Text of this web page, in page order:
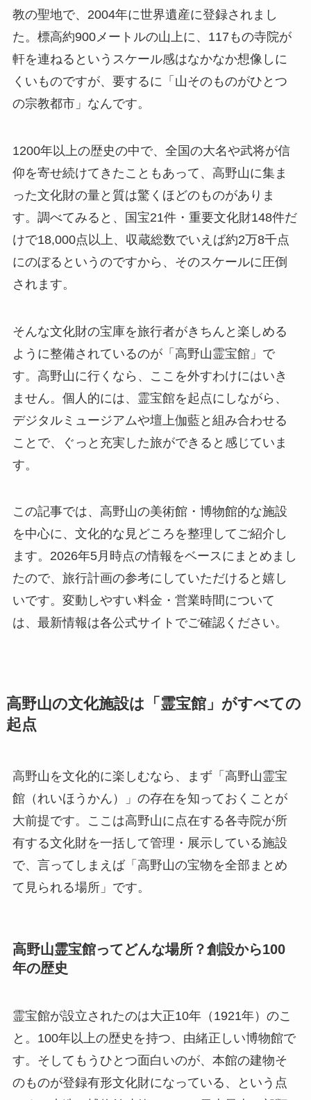
教の聖地で、2004年に世界遺産に登録されまし
た。標高約900メートルの山上に、117もの寺院が
軒を連ねるというスケール感はなかなか想像しに
くいものですが、要するに「山そのものがひとつ
の宗教都市」なんです。
1200年以上の歴史の中で、全国の大名や武将が信
仰を寄せ続けてきたこともあって、高野山に集ま
った文化財の量と質は驚くほどのものがありま
す。調べてみると、国宝21件・重要文化財148件だ
けで18,000点以上、収蔵総数でいえば約2万8千点
にのぼるというのですから、そのスケールに圧倒
されます。
そんな文化財の宝庫を旅行者がきちんと楽しめる
ように整備されているのが「高野山霊宝館」で
す。高野山に行くなら、ここを外すわけにはいき
ません。個人的には、霊宝館を起点にしながら、
デジタルミュージアムや壇上伽藍と組み合わせる
ことで、ぐっと充実した旅ができると感じていま
す。
この記事では、高野山の美術館・博物館的な施設
を中心に、文化的な見どころを整理してご紹介し
ます。2026年5月時点の情報をベースにまとめまし
たので、旅行計画の参考にしていただけると嬉し
いです。変動しやすい料金・営業時間について
は、最新情報は各公式サイトでご確認ください。
高野山の文化施設は「霊宝館」がすべての
起点
高野山を文化的に楽しむなら、まず「高野山霊宝
館（れいほうかん）」の存在を知っておくことが
大前提です。ここは高野山に点在する各寺院が所
有する文化財を一括して管理・展示している施設
で、言ってしまえば「高野山の宝物を全部まとめ
て見られる場所」です。
高野山霊宝館ってどんな場所？創設から100
年の歴史
霊宝館が設立されたのは大正10年（1921年）のこ
と。100年以上の歴史を持つ、由緒正しい博物館で
す。そしてもうひとつ面白いのが、本館の建物そ
のものが登録有形文化財になっている、という点